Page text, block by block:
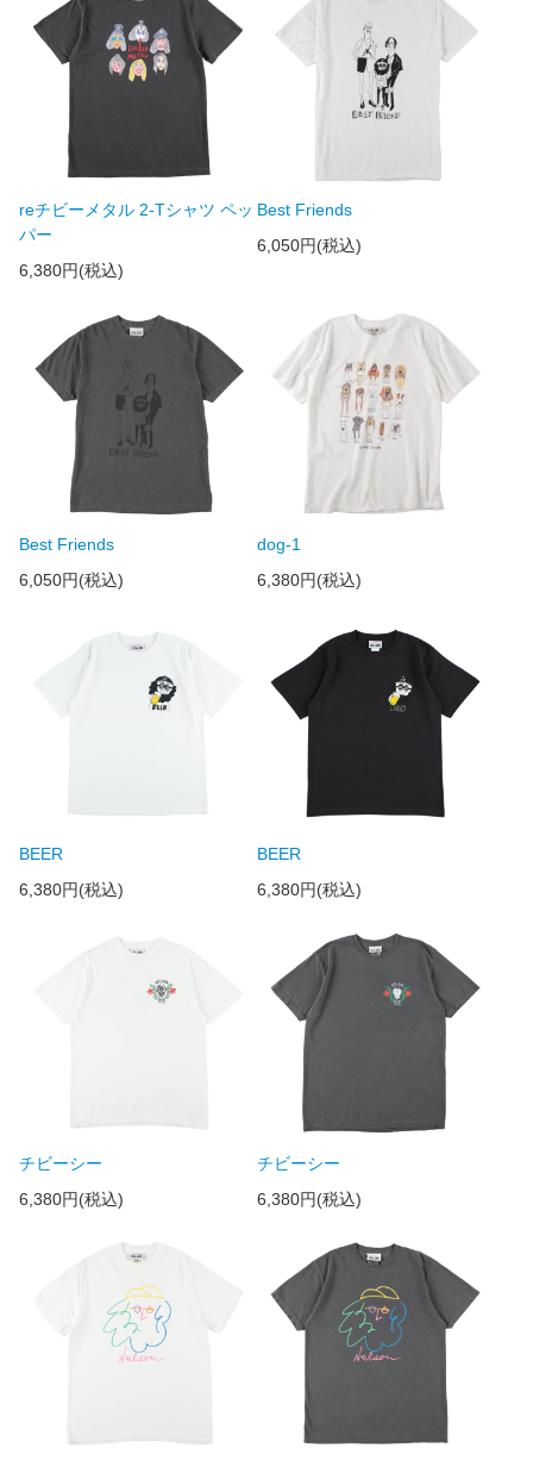
reチビーメタル 2-Tシャツ ペッ
パー
6,380円(税込)
Best Friends
6,050円(税込)
Best Friends
6,050円(税込)
dog-1
6,380円(税込)
BEER
6,380円(税込)
BEER
6,380円(税込)
チビーシー
6,380円(税込)
チビーシー
6,380円(税込)